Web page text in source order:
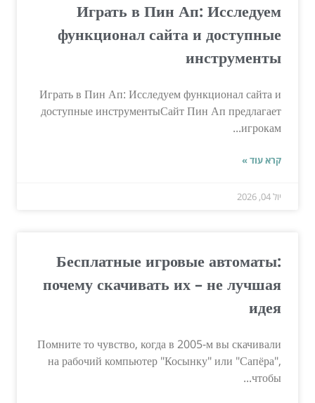
Играть в Пин Ап: Исследуем
функционал сайта и доступные
инструменты
Играть в Пин Ап: Исследуем функционал сайта и
доступные инструментыСайт Пин Ап предлагает
игрокам...
קרא עוד »
יול 04, 2026
Бесплатные игровые автоматы:
почему скачивать их – не лучшая
идея
Помните то чувство, когда в 2005-м вы скачивали
на рабочий компьютер "Косынку" или "Сапёра",
чтобы...